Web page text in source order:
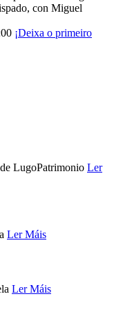
con Miguel
¡Deixa o primeiro
LugoPatrimonio Ler
Ler Máis
Ler Máis